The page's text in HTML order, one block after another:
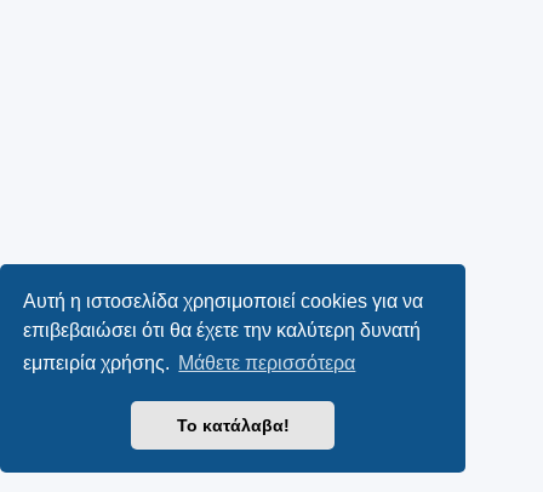
Αυτή η ιστοσελίδα χρησιμοποιεί cookies για να
επιβεβαιώσει ότι θα έχετε την καλύτερη δυνατή
εμπειρία χρήσης. Μάθετε περισσότερα
Το κατάλαβα!